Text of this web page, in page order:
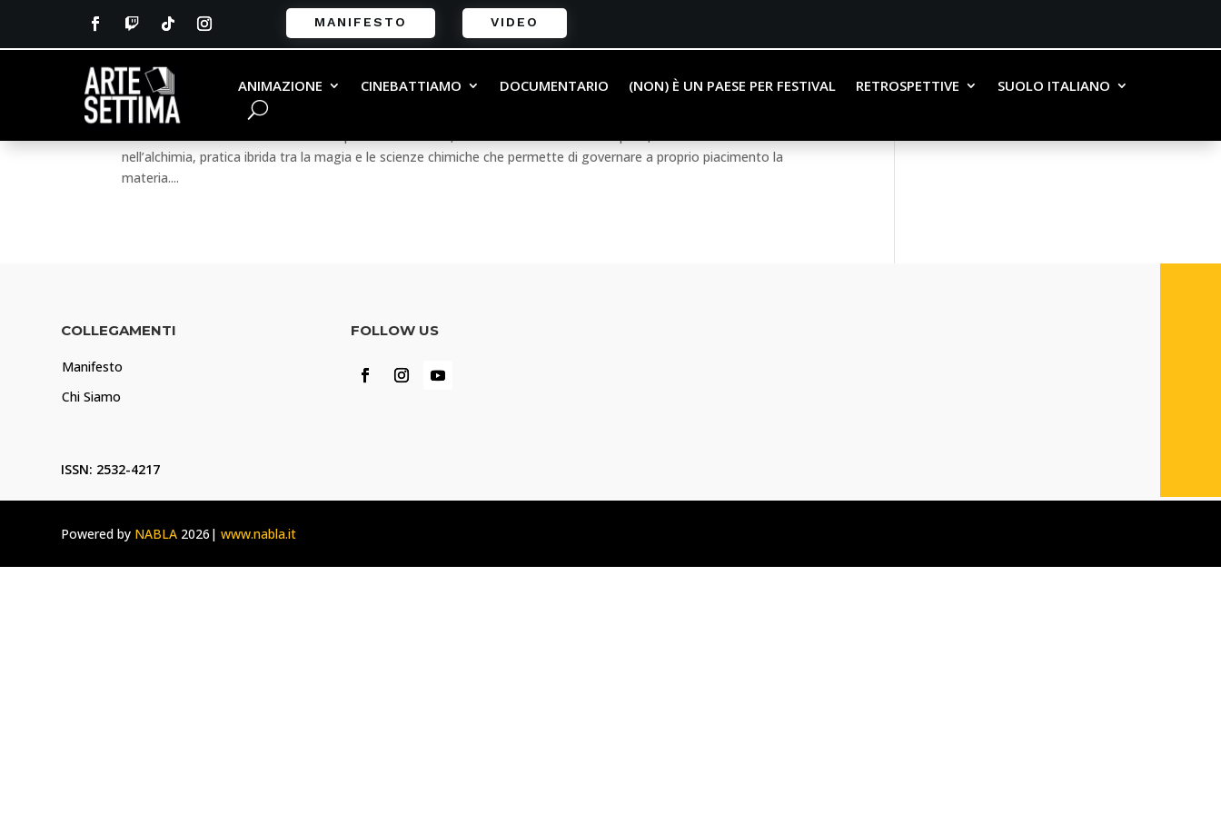
MANIFESTO VIDEO
ANIMAZIONE CINEBATTIAMO DOCUMENTARIO (NON) È UN PAESE PER FESTIVAL RETROSPETTIVE SUOLO ITALIANO
Fullmetal Alchemist: Brotherhood – L’inevitabilità del destino
daAndrea Taddeucci|Apr 5, 2018 Anime e Animazione
nell’alchimia, pratica ibrida tra la magia e le scienze chimiche che permette di governare a proprio piacimento la
materia....
COLLEGAMENTI
Manifesto
Chi Siamo
ISSN: 2532-4217
FOLLOW US
Powered by NABLA 2026|www.nabla.it